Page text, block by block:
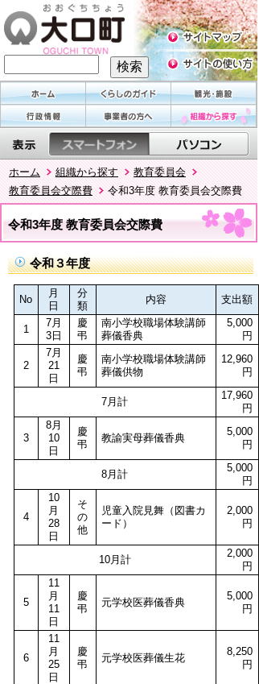
ホーム 組織から探す
教育委員会
教育委員会交際費
令和3年度 教育委員会交際費
令和3年度 教育委員会交際費
令和３年度
No
月
日
分
類
内容 支出額
1
7月
3日
慶
弔
南小学校職場体験講師
葬儀香典
5,000
円
2
7月
21
日
慶
弔
南小学校職場体験講師
葬儀供物
12,960
円
7月計
17,960
円
3
8月
10
日
慶
弔
教諭実母葬儀香典
5,000
円
8月計
5,000
円
4
10
月
28
日
そ
の
他
児童入院見舞（図書カ
ード）
2,000
円
10月計
2,000
円
5
11
月
11
日
慶
弔
元学校医葬儀香典
5,000
円
6
11
月
25
日
慶
弔
元学校医葬儀生花
8,250
円